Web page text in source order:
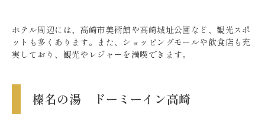
ホテル周辺には、高崎市美術館や高崎城址公園など、観光スポ
ットも多くあります。また、ショッピングモールや飲食店も充
実しており、観光やレジャーを満喫できます。
榛名の湯 ドーミーイン高崎